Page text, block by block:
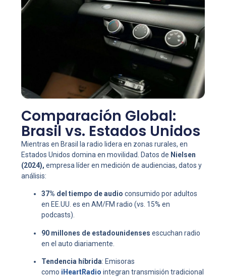
Comparación Global:
Brasil vs. Estados Unidos
Mientras en Brasil la radio lidera en zonas rurales, en
Estados Unidos domina en movilidad. Datos de Nielsen
(2024),empresa líder en medición de audiencias, datos y
análisis:
37% del tiempo de audio consumido por adultos
en EE.UU. es en AM/FM radio (vs. 15% en
podcasts).
90 millones de estadounidenses escuchan radio
en el auto diariamente.
Tendencia híbrida: Emisoras
como iHeartRadio integran transmisión tradicional